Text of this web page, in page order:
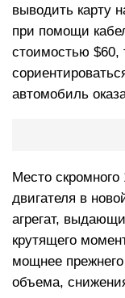
выводить карту
при помощи
стоимостью $60,
автомобиль
Место скромного
двигателя в
агрегат,
крутящего
мощнее
объема,